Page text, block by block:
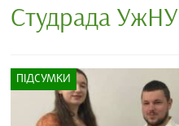
Студрада УжНУ
ПІДСУМКИ